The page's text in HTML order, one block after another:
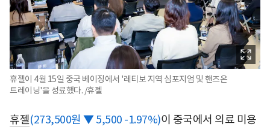
휴젤이 4월 15일 중국 베이징에서 '레티보 지역 심포지엄 및 핸즈온
트레이닝'을 성료했다. /휴젤
휴젤(273,500원 ▼ 5,500 -1.97%)이 중국에서 의료 미용